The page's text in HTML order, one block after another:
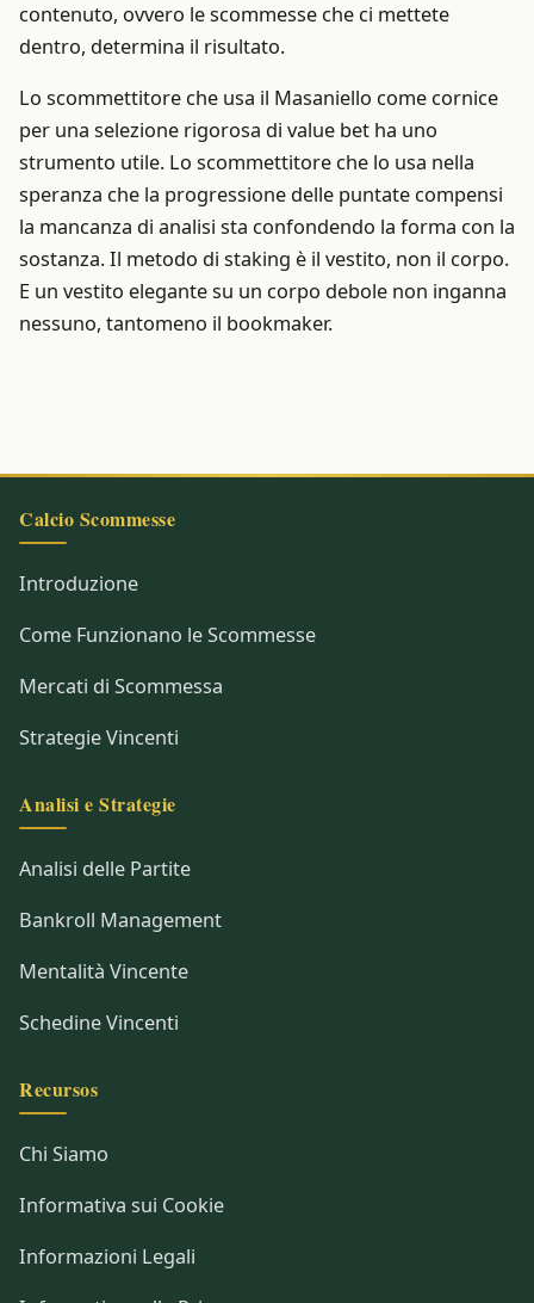
contenuto, ovvero le scommesse che ci mettete
dentro, determina il risultato.
Lo scommettitore che usa il Masaniello come cornice
per una selezione rigorosa di value bet ha uno
strumento utile. Lo scommettitore che lo usa nella
speranza che la progressione delle puntate compensi
la mancanza di analisi sta confondendo la forma con la
sostanza. Il metodo di staking è il vestito, non il corpo.
E un vestito elegante su un corpo debole non inganna
nessuno, tantomeno il bookmaker.
Calcio Scommesse
Introduzione
Come Funzionano le Scommesse
Mercati di Scommessa
Strategie Vincenti
Analisi e Strategie
Analisi delle Partite
Bankroll Management
Mentalità Vincente
Schedine Vincenti
Recursos
Chi Siamo
Informativa sui Cookie
Informazioni Legali